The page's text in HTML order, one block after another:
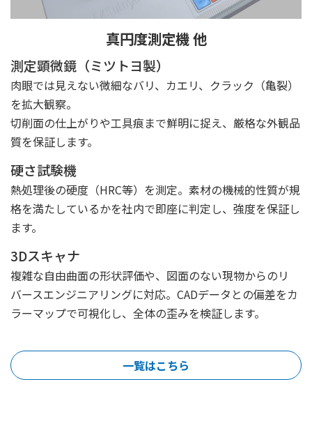
真円度測定機 他
測定顕微鏡（ミツトヨ製）
肉眼では見えない微細なバリ、カエリ、クラック（亀裂）
を拡大観察。
切削面の仕上がりや工具痕まで鮮明に捉え、厳格な外観品
質を保証します。
硬さ試験機
熱処理後の硬度（HRC等）を測定。素材の機械的性質が規
格を満たしているかを社内で即座に判定し、強度を保証し
ます。
3Dスキャナ
複雑な自由曲面の形状評価や、図面のない現物からのリ
バースエンジニアリングに対応。CADデータとの偏差をカ
ラーマップで可視化し、全体の歪みを検証します。
一覧はこちら